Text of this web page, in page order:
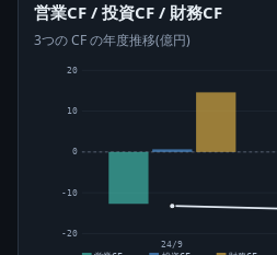
営業CF / 投資CF / 財務CF
3つの CF の年度推移(億円)
-20
-10
0
10
20
24/9